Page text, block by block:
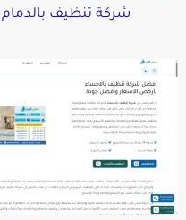
شركة تنظيف بالدمام